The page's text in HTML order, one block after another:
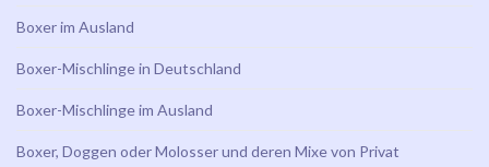
Boxer im Ausland
Boxer-Mischlinge in Deutschland
Boxer-Mischlinge im Ausland
Boxer, Doggen oder Molosser und deren Mixe von Privat